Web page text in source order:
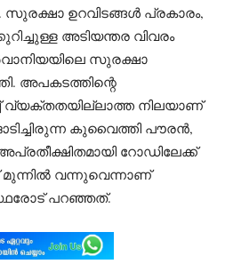
ഉറവിടങ്ങൾ പ്രകാരം,
അടിയന്തര വിവരം
സുരക്ഷാ
അപകടത്തിന്റെ
വ്യക്തതയില്ലാത്ത നിലയാണ്
കുവൈത്തി പൗരൻ,
റോഡിലേക്ക്
മുന്നിൽ വന്നുവെന്നാണ്
പറഞ്ഞത്.